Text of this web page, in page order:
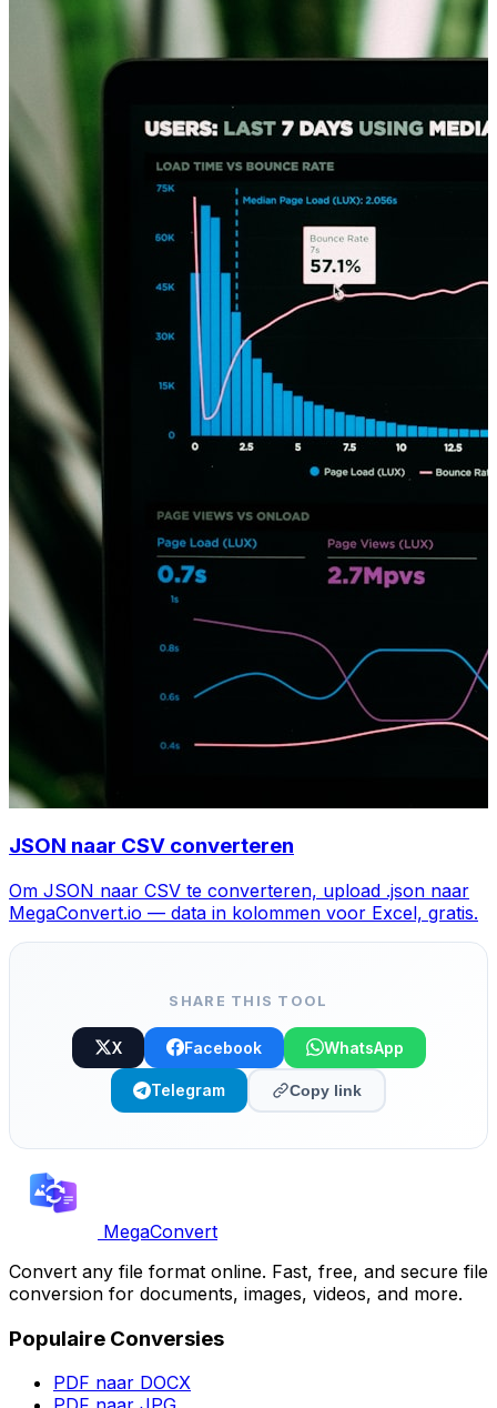
JSON naar CSV converteren
Om JSON naar CSV te converteren, upload .json naar
MegaConvert.io — data in kolommen voor Excel, gratis.
SHARE THIS TOOL
X Facebook WhatsApp
Telegram Copy link
MegaConvert
Convert any file format online. Fast, free, and secure file
conversion for documents, images, videos, and more.
Populaire Conversies
PDF naar DOCX